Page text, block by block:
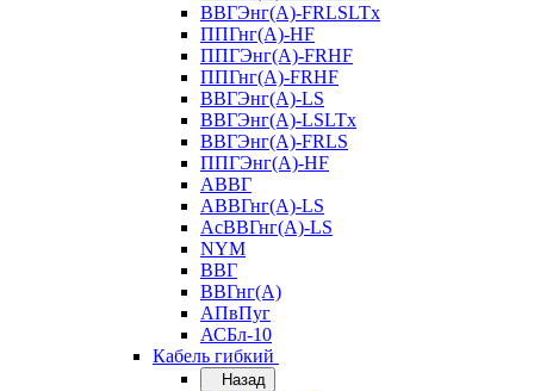
ВВГЭнг(А)-FRLSLTx
ППГнг(А)-HF
ППГЭнг(А)-FRHF
ППГнг(А)-FRHF
ВВГЭнг(А)-LS
ВВГЭнг(А)-LSLTx
ВВГЭнг(А)-FRLS
ППГЭнг(А)-HF
АВВГ
АВВГнг(А)-LS
АсВВГнг(А)-LS
NYM
ВВГ
ВВГнг(А)
АПвПуг
АСБл-10
Кабель гибкий
Назад